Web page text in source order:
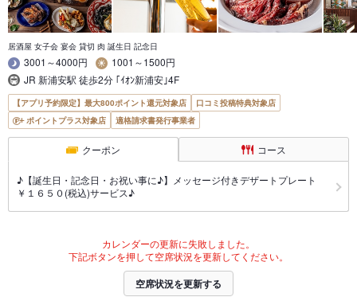
居酒屋 女子会 宴会 貸切 肉 誕生日 記念日
3001～4000円
1001～1500円
JR 新浦安駅 徒歩2分 ｢ｲｵﾝ新浦安｣4F
【アプリ予約限定】最大800ポイント還元対象店
口コミ投稿特典対象店
ポイントプラス対象店
適格請求書発行事業者
クーポン コース
♪【誕生日・記念日・お祝い事に♪】メッセージ付きデザートプレート
￥１６５０(税込)サービス♪
カレンダーの更新に失敗しました。
下記ボタンを押して空席状況を更新してください。
空席状況を更新する